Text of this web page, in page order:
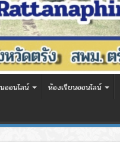
ออนไลน์ ห้องเรียนออนไลน์